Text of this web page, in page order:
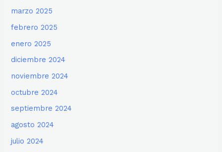
marzo 2025
febrero 2025
enero 2025
diciembre 2024
noviembre 2024
octubre 2024
septiembre 2024
agosto 2024
julio 2024